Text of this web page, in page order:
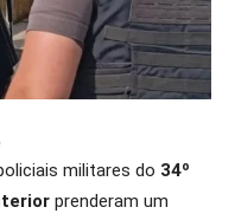
militares do 34º
prenderam um